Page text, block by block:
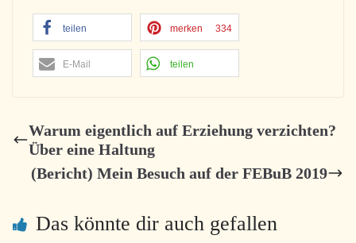
teilen merken 334
E-Mail teilen
Warum eigentlich auf Erziehung verzichten?
Über eine Haltung
(Bericht) Mein Besuch auf der FEBuB 2019
Das könnte dir auch gefallen